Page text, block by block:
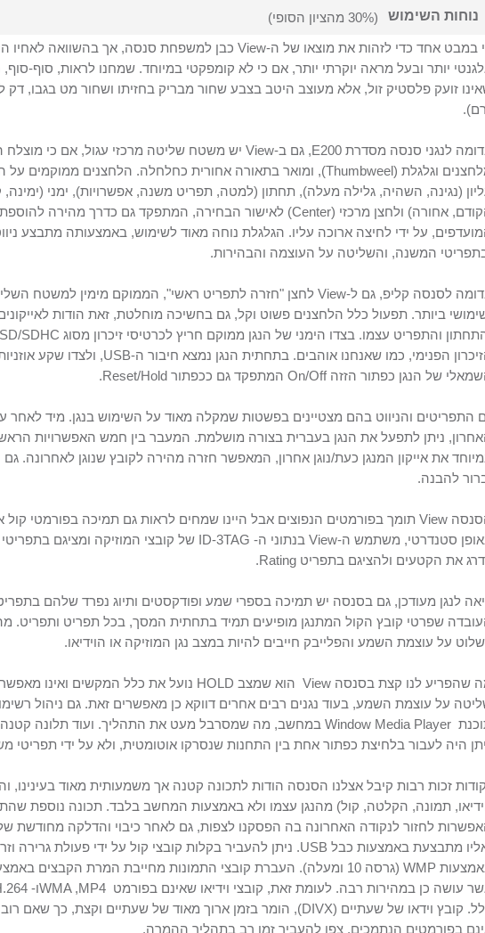
נוחות השימוש (30% מהציון הסופי)
במבט אחד כדי לזהות את מוצאו של ה-View כבן למשפחת סנסה, אך בהשוואה לאחיו
יותר ובעל מראה יוקרתי יותר, אם כי לא קומפקטי במיוחד. שמחנו לראות, סוף-סוף,
זועק פלסטיק זול, אלא מעוצב היטב בצבע שחור מבריק בחזיתו ושחור מט בגבו, דק
).
לנגני סנסה מסדרת E200, גם ב-View יש משטח שליטה מרכזי עגול, אם כי
וגלגלת (Thumbweel), ומואר בתאורה אחורית כחלחלה. הלחצנים ממוקמים על
(נגינה, השהיה, גלילה מעלה), תחתון (למטה, תפריט משנה, אפשרויות), ימני
אחורה) ולחצן מרכזי (Center) לאישור הבחירה, המתפקד גם כדרך מהירה להוספת
על ידי לחיצה ארוכה עליו. הגלגלת נוחה מאוד לשימוש, באמצעותה מתבצע
המשנה, והשליטה על העוצמה והבהירות.
לסנסה קליפ, גם ל-View לחצן "חזרה לתפריט ראשי", הממוקם מימין למשטח
ביותר. תפעול כלל הלחצנים פשוט וקל, גם בחשיכה מוחלטת, זאת הודות
והתפריט עצמו. בצדו הימני של הנגן ממוקם חריץ לכרטיסי זיכרון מסוג SDHC
הפנימי, כמו שאנחנו אוהבים. בתחתית הנגן נמצא חיבור ה-USB, ולצדו שקע
של הנגן כפתור הזזהOn/Off המתפקד גם ככפתור Reset/Hold.
התפריטים והניווט בהם מצטיינים בפשטות שמקלה מאוד על השימוש בנגן. מיד לאחר
ניתן לתפעל את הנגן בעברית בצורה מושלמת. המעבר בין חמש האפשרויות
את אייקון המנגן כעת/נוגן אחרון, המאפשר חזרה מהירה לקובץ שנוגן לאחרונה.
להבנה.
View תומך בפורמטים הנפוצים אבל היינו שמחים לראות גם תמיכה בפורמטי קול
סטנדרטי, משתמש ה-View בנתוני ה- ID-3TAG של קובצי המוזיקה ומציגם
את הקטעים ולהציגם בתפריט Rating
.
לנגן מעודכן, גם בסנסה יש תמיכה בספרי שמע ופודקסטים ותיוג נפרד שלהם
שפרטי קובץ הקול המתנגן מופיעים תמיד בתחתית המסך, בכל תפריט ותפריט.
על עוצמת השמע והפלייבק חייבים להיות במצב נגן המוזיקה או הוידיאו.
שהפריע לנו קצת בסנסה View הוא שמצב HOLD נועל את כלל המקשים ואינו
על עוצמת השמע, בעוד נגנים רבים אחרים דווקא כן מאפשרים זאת. גם ניהול
Window Media Player במחשב, מה שמסרבל מעט את התהליך. ועוד תלונה קטנה:
היה לעבור בלחיצת כפתור אחת בין התחנות שנסרקו אוטומטית, ולא על ידי תפריטי
זכות רבות קיבל אצלנו הסנסה הודות לתכונה קטנה אך משמעותית מאוד בעינינו,
תמונה, הקלטה, קול) מהנגן עצמו ולא באמצעות המחשב בלבד. תכונה נוספת
לחזור לנקודה האחרונה בה הפסקנו לצפות, גם לאחר כיבוי והדלקה מחודשת
מתבצעת באמצעות כבל USB. ניתן להעביר בקלות קובצי קול על ידי פעולת גרירה
WMP (גרסה 10 ומעלה). העברת קובצי התמונות מחייבת המרת הקבצים באמצעות תוכנת
עושה כן במהירות רבה. לעומת זאת, קובצי וידיאו שאינם בפורמט WMA ,MP4ו-
קובץ וידאו של שעתיים (DIVX), הומר בזמן ארוך מאוד של שעתיים וקצת, כך שאם רוב
בפורמטים הנתמכים, צפו להעביר זמן רב בתהליך ההמרה.